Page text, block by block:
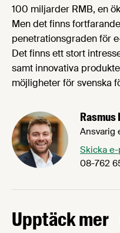
100 miljarder RMB, en
Men det finns
penetrationsgraden för
Det finns ett stort
samt innovativa
möjligheter för svenska
Rasmus
Ansvarig
Skicka
08-762
Upptäck mer